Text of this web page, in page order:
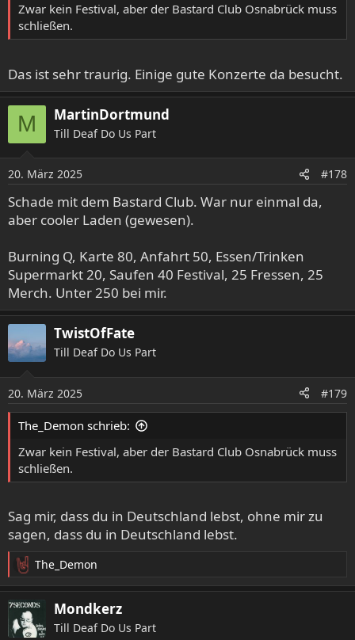
Zwar kein Festival, aber der Bastard Club Osnabrück muss
schließen.
Das ist sehr traurig. Einige gute Konzerte da besucht.
M MartinDortmund
Till Deaf Do Us Part
20. März 2025 #178
Schade mit dem Bastard Club. War nur einmal da,
aber cooler Laden (gewesen).
Burning Q, Karte 80, Anfahrt 50, Essen/Trinken
Supermarkt 20, Saufen 40 Festival, 25 Fressen, 25
Merch. Unter 250 bei mir.
TwistOfFate
Till Deaf Do Us Part
20. März 2025 #179
The_Demon schrieb:
Zwar kein Festival, aber der Bastard Club Osnabrück muss
schließen.
Sag mir, dass du in Deutschland lebst, ohne mir zu
sagen, dass du in Deutschland lebst.
R
e
a
k
t
The_Demon
Mondkerz
Till Deaf Do Us Part